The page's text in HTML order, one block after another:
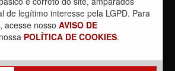
entre o Sindicato e o Metrus
2026
de legítimo interesse pela LGPD. Para
acesse nosso AVISO DE
POLÍTICA DE COOKIES.